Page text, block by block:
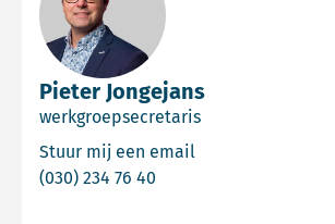
Pieter Jongejans
werkgroepsecretaris
Stuur mij een email
(030) 234 76 40